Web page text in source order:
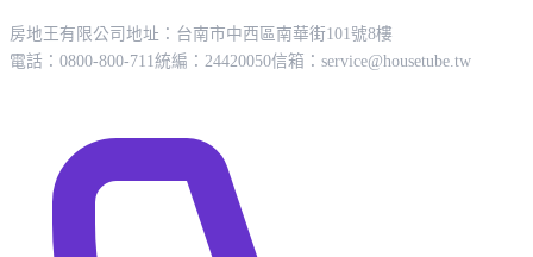
房地王有限公司 地址：台南市中西區南華街101號8樓
電話：0800-800-711統編：24420050信箱： service@housetube.tw